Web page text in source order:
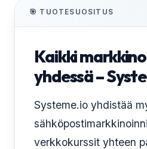
🎯 TUOTESUOSITUS
Kaikki
yhdessä –
Systeme.io yhdistää
verkkokurssit yhteen